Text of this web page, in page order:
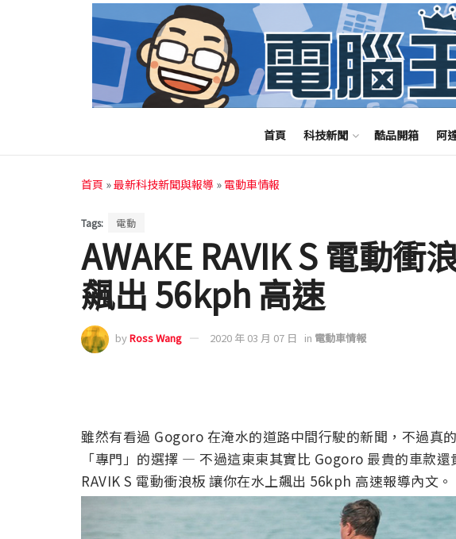
首頁 科技新聞 酷品開箱 阿
首頁 »最新科技新聞與報導 » 電動車情報
Tags: 電動
AWAKE RAVIK S 電動衝
飆出 56kph 高速
byRoss Wang 2020 年 03 月 07 日 in 電動車情報
雖然有看過 Gogoro 在淹水的道路中間行駛的新聞，不過真
「專門」的選擇 — 不過這東東其實比 Gogoro 最貴的車款
RAVIK S 電動衝浪板 讓你在水上飆出 56kph 高速報導內文。